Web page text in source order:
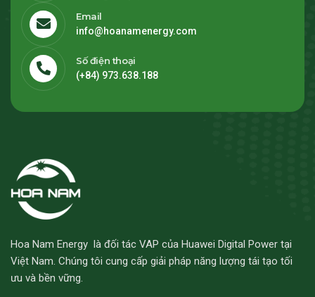
Email
info@hoanamenergy.com
Số điện thoại
(+84) 973.638.188
Hoa Nam Energy là đối tác VAP của Huawei Digital Power tại
Việt Nam. Chúng tôi cung cấp giải pháp năng lượng tái tạo tối
ưu và bền vững.